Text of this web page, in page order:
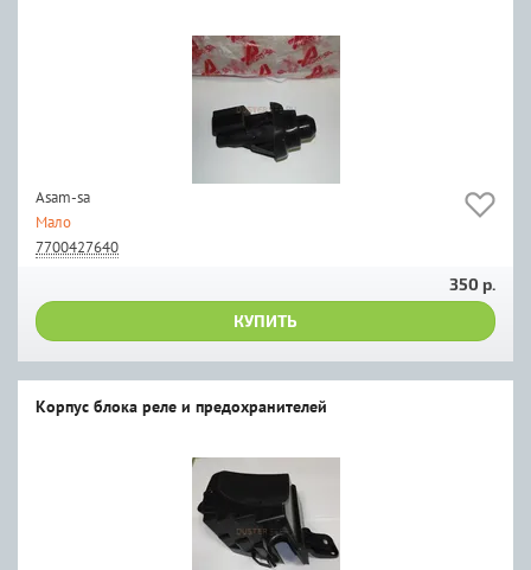
Asam-sa
Мало
7700427640
350 р.
КУПИТЬ
Корпус блока реле и предохранителей